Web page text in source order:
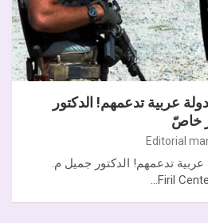
عربية تدعمهم! الدكتور
خاصّ
Editorial
عربية تدعمهم! الدكتور جميل م.